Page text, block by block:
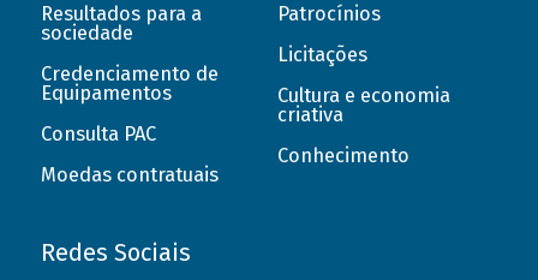
Resultados para a
sociedade
Credenciamento de
Equipamentos
Consulta PAC
Moedas contratuais
Patrocínios
Licitações
Cultura e economia
criativa
Conhecimento
Redes Sociais